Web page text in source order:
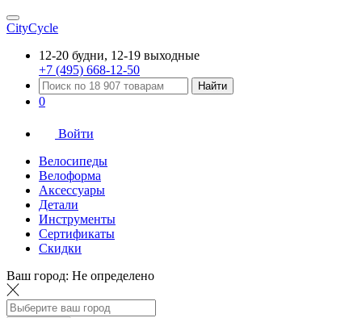
CityCycle
12-20 будни, 12-19 выходные
+7 (495) 668-12-50
Найти
0
Войти
Велосипеды
Велоформа
Аксессуары
Детали
Инструменты
Сертификаты
Скидки
Ваш город: Не определено